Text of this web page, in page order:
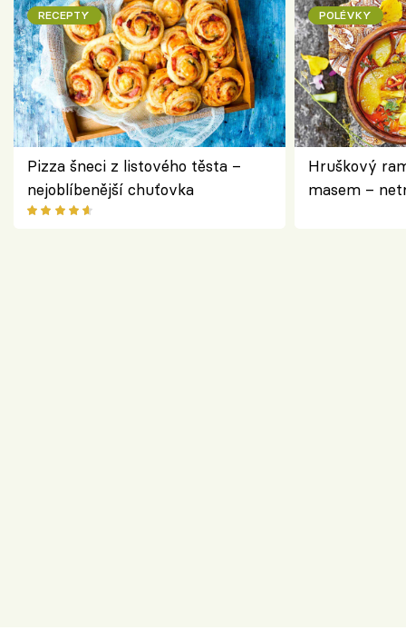
RECEPTY
Pizza šneci z listového těsta –
nejoblíbenější chuťovka
POLÉVKY
Hruškový
masem –